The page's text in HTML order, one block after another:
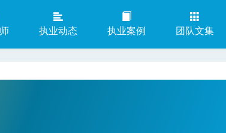
执业动态 执业案例 团队文集